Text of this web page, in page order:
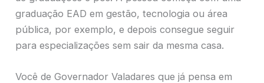
graduação EAD em gestão, tecnologia ou área
pública, por exemplo, e depois consegue seguir
para especializações sem sair da mesma casa.
Você de Governador Valadares que já pensa em